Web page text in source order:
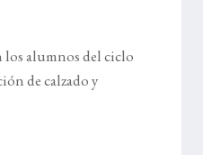
los alumnos del ciclo
de calzado y